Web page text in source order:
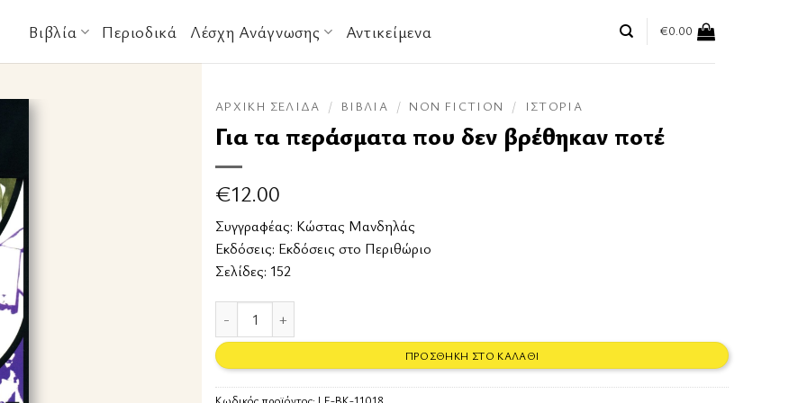
Βιβλία Περιοδικά Λέσχη Ανάγνωσης Αντικείμενα €0.00
ΑΡΧΙΚΉ ΣΕΛΊΔΑ / ΒΙΒΛΊΑ / NON FICTION / ΙΣΤΟΡΊΑ
Για τα περάσματα που δεν βρέθηκαν ποτέ
€12.00
Συγγραφέας: Κώστας Μανδηλάς
Εκδόσεις: Εκδόσεις στο Περιθώριο
Σελίδες: 152
ΠΡΟΣΘΉΚΗ ΣΤΟ ΚΑΛΆΘΙ